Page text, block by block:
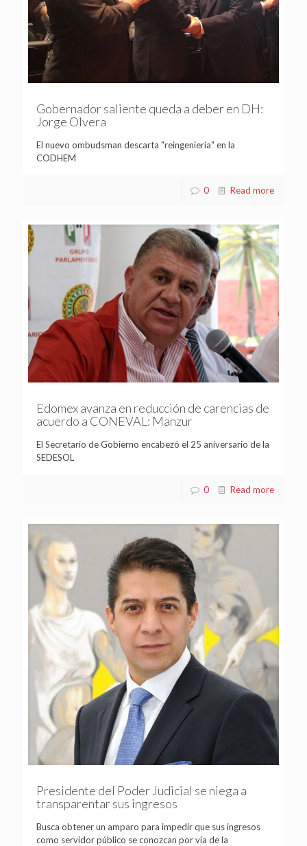
Gobernador saliente queda a deber en DH:
Jorge Olvera
El nuevo ombudsman descarta "reingeniería" en la
CODHEM
0 Read more
Edomex avanza en reducción de carencias de
acuerdo a CONEVAL: Manzur
El Secretario de Gobierno encabezó el 25 aniversario de la
SEDESOL
0 Read more
Presidente del Poder Judicial se niega a
transparentar sus ingresos
Busca obtener un amparo para impedir que sus ingresos
como servidor público se conozcan por vía de la